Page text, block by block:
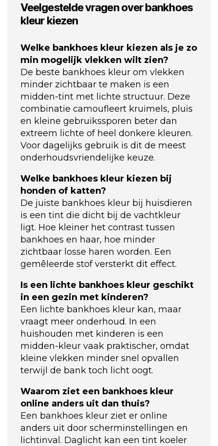
Veelgestelde vragen over bankhoes
kleur kiezen
Welke bankhoes kleur kiezen als je zo
min mogelijk vlekken wilt zien?
De beste bankhoes kleur om vlekken
minder zichtbaar te maken is een
midden-tint met lichte structuur. Deze
combinatie camoufleert kruimels, pluis
en kleine gebruikssporen beter dan
extreem lichte of heel donkere kleuren.
Voor dagelijks gebruik is dit de meest
onderhoudsvriendelijke keuze.
Welke bankhoes kleur kiezen bij
honden of katten?
De juiste bankhoes kleur bij huisdieren
is een tint die dicht bij de vachtkleur
ligt. Hoe kleiner het contrast tussen
bankhoes en haar, hoe minder
zichtbaar losse haren worden. Een
gemêleerde stof versterkt dit effect.
Is een lichte bankhoes kleur geschikt
in een gezin met kinderen?
Een lichte bankhoes kleur kan, maar
vraagt meer onderhoud. In een
huishouden met kinderen is een
midden-kleur vaak praktischer, omdat
kleine vlekken minder snel opvallen
terwijl de bank toch licht oogt.
Waarom ziet een bankhoes kleur
online anders uit dan thuis?
Een bankhoes kleur ziet er online
anders uit door scherminstellingen en
lichtinval. Daglicht kan een tint koeler